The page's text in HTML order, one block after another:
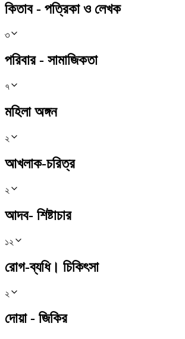
কিতাব - পত্রিকা ও লেখক
৩
পরিবার - সামাজিকতা
৭
মহিলা অঙ্গন
২
আখলাক-চরিত্র
২
আদব- শিষ্টাচার
১২
রোগ-ব্যধি। চিকিৎসা
২
দোয়া - জিকির